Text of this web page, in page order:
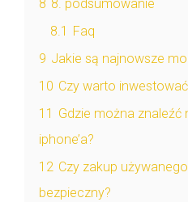
8 8. podsumowanie
8.1 Faq
9 Jakie są najnowsze
10 Czy warto
11 Gdzie można znaleźć
iphone’a?
12 Czy zakup
bezpieczny?